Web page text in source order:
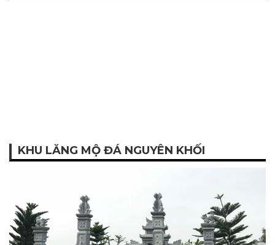
KHU LĂNG MỘ ĐÁ NGUYÊN KHỐI